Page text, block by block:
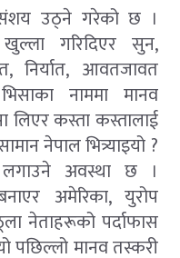
संशय उठ्ने गरेको छ ।
खुल्ला गरिदिएर सुन,
आवतजावत
नाममा मानव
कस्ता कस्तालाई
नेपाल भित्र्याइयो ?
अवस्था छ ।
अमेरिका, युरोप
नेताहरूको पर्दाफास
पछिल्लो मानव तस्करी